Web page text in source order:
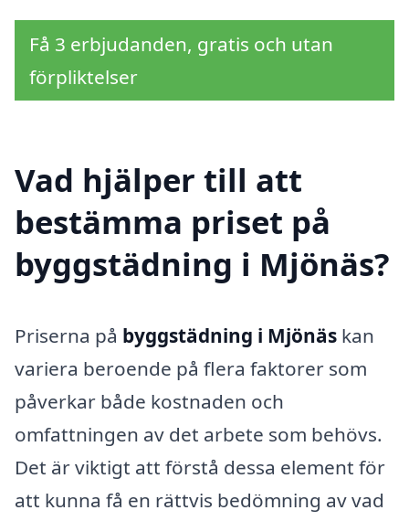
Få 3 erbjudanden, gratis och utan
förpliktelser
Vad hjälper till att
bestämma priset på
byggstädning i Mjönäs?
Priserna på byggstädning i Mjönäs kan
variera beroende på flera faktorer som
påverkar både kostnaden och
omfattningen av det arbete som behövs.
Det är viktigt att förstå dessa element för
att kunna få en rättvis bedömning av vad